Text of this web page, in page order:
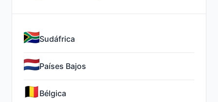
Sudáfrica
Países Bajos
Bélgica